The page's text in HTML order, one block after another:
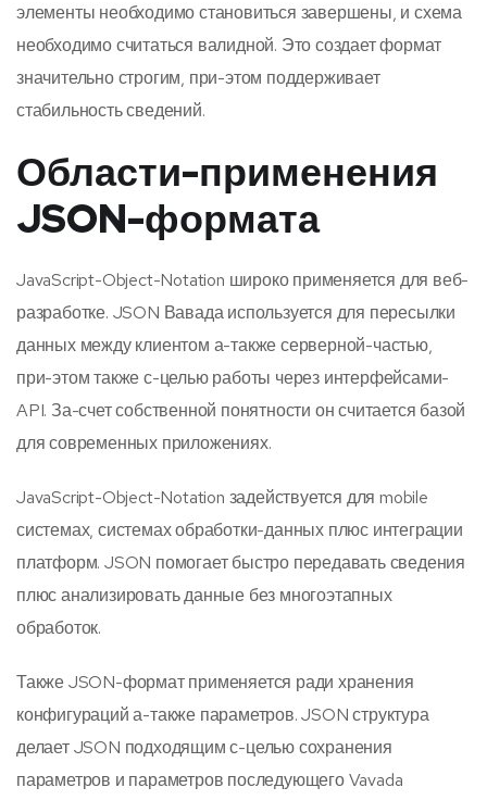
элементы необходимо становиться завершены, и схема
необходимо считаться валидной. Это создает формат
значительно строгим, при-этом поддерживает
стабильность сведений.
Области-применения
JSON-формата
JavaScript-Object-Notation широко применяется для веб-
разработке. JSON Вавада используется для пересылки
данных между клиентом а-также серверной-частью,
при-этом также с-целью работы через интерфейсами-
API. За-счет собственной понятности он считается базой
для современных приложениях.
JavaScript-Object-Notation задействуется для mobile
системах, системах обработки-данных плюс интеграции
платформ. JSON помогает быстро передавать сведения
плюс анализировать данные без многоэтапных
обработок.
Также JSON-формат применяется ради хранения
конфигураций а-также параметров. JSON структура
делает JSON подходящим с-целью сохранения
параметров и параметров последующего Vavada